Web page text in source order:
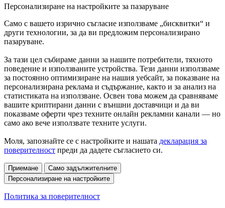
Персонализиране на настройките за пазаруване
Само с вашето изрично съгласие използваме „бисквитки“ и
други технологии, за да ви предложим персонализирано
пазаруване.
За тази цел събираме данни за нашите потребители, тяхното
поведение и използваните устройства. Тези данни използваме
за постоянно оптимизиране на нашия уебсайт, за показване на
персонализирана реклама и съдържание, както и за анализ на
статистиката на използване. Освен това можем да сравняваме
вашите криптирани данни с външни доставчици и да ви
показваме оферти чрез техните онлайн рекламни канали — но
само ако вече използвате техните услуги.
Моля, запознайте се с настройките и нашата декларация за
поверителност преди да дадете съгласието си.
Приемане
Само задължителните
Персонализиране на настройките
Политика за поверителност